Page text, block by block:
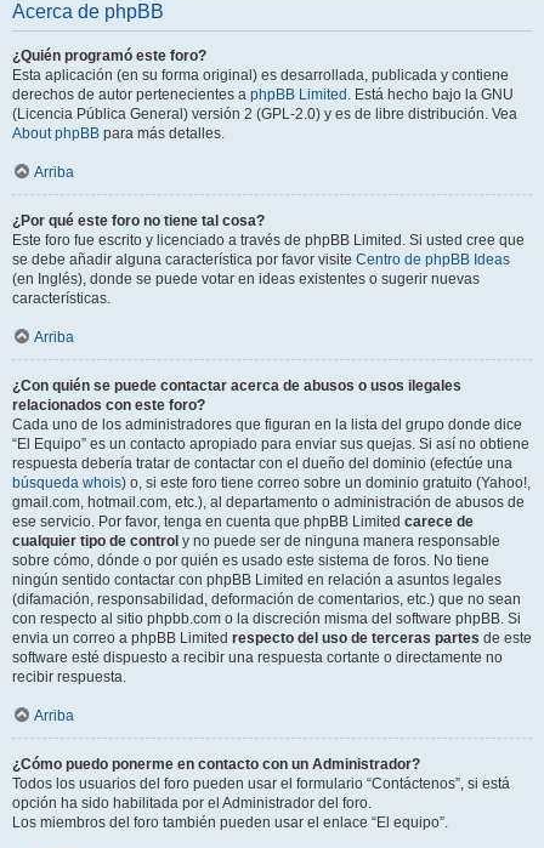
Acerca de phpBB
¿Quién programó este foro?
Esta aplicación (en su forma original) es desarrollada, publicada y contiene
derechos de autor pertenecientes a phpBB Limited . Está hecho bajo la GNU
(Licencia Pública General) versión 2 (GPL-2.0) y es de libre distribución. Vea
About phpBB para más detalles.
Arriba
¿Por qué este foro no tiene tal cosa?
Este foro fue escrito y licenciado a través de phpBB Limited. Si usted cree que
se debe añadir alguna característica por favor visite Centro de phpBB Ideas
(en Inglés), donde se puede votar en ideas existentes o sugerir nuevas
características.
Arriba
¿Con quién se puede contactar acerca de abusos o usos ilegales
relacionados con este foro?
Cada uno de los administradores que figuran en la lista del grupo donde dice
“El Equipo” es un contacto apropiado para enviar sus quejas. Si así no obtiene
respuesta debería tratar de contactar con el dueño del dominio (efectúe una
búsqueda whois) o, si este foro tiene correo sobre un dominio gratuito (Yahoo!,
gmail.com, hotmail.com, etc.), al departamento o administración de abusos de
ese servicio. Por favor, tenga en cuenta que phpBB Limited carece de
cualquier tipo de control y no puede ser de ninguna manera responsable
sobre cómo, dónde o por quién es usado este sistema de foros. No tiene
ningún sentido contactar con phpBB Limited en relación a asuntos legales
(difamación, responsabilidad, deformación de comentarios, etc.) que no sean
con respecto al sitio phpbb.com o la discreción misma del software phpBB. Si
envia un correo a phpBB Limited respecto del uso de terceras partes de este
software esté dispuesto a recibir una respuesta cortante o directamente no
recibir respuesta.
Arriba
¿Cómo puedo ponerme en contacto con un Administrador?
Todos los usuarios del foro pueden usar el formulario “Contáctenos”, si está
opción ha sido habilitada por el Administrador del foro.
Los miembros del foro también pueden usar el enlace “El equipo”.